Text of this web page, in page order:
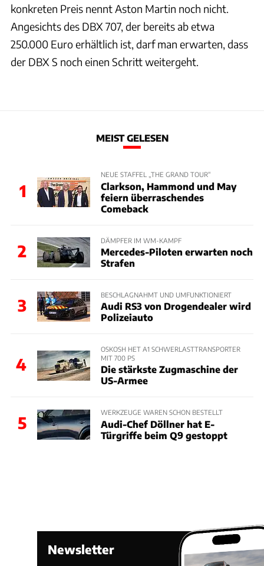
konkreten Preis nennt Aston Martin noch nicht.
Angesichts des DBX 707, der bereits ab etwa
250.000 Euro erhältlich ist, darf man erwarten, dass
der DBX S noch einen Schritt weitergeht.
MEIST GELESEN
1
NEUE STAFFEL „THE GRAND TOUR“
Clarkson, Hammond und May
feiern überraschendes
Comeback
2
DÄMPFER IM WM-KAMPF
Mercedes-Piloten erwarten noch
Strafen
3
BESCHLAGNAHMT UND UMFUNKTIONIERT
Audi RS3 von Drogendealer wird
Polizeiauto
4
OSKOSH HET A1 SCHWERLASTTRANSPORTER
MIT 700 PS
Die stärkste Zugmaschine der
US-Armee
5
WERKZEUGE WAREN SCHON BESTELLT
Audi-Chef Döllner hat E-
Türgriffe beim Q9 gestoppt
Newsletter